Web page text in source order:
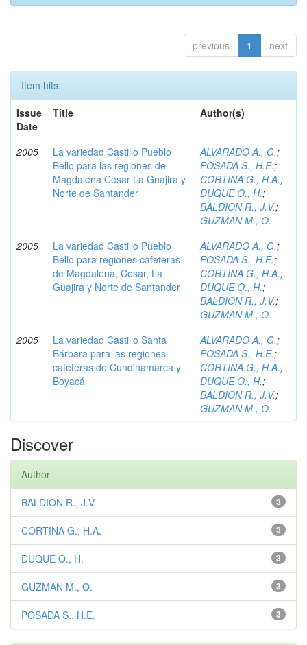
previous 1 next
Item hits:
Issue
Date
Title Author(s)
2005
La variedad Castillo Pueblo
Bello para las regiones de
Magdalena Cesar La Guajira y
Norte de Santander
ALVARADO A., G.;
POSADA S., H.E.;
CORTINA G., H.A.;
DUQUE O., H.;
BALDION R., J.V.;
GUZMAN M., O.
2005
La variedad Castillo Pueblo
Bello para regiones cafeteras
de Magdalena, Cesar, La
Guajira y Norte de Santander
ALVARADO A., G.;
POSADA S., H.E.;
CORTINA G., H.A.;
DUQUE O., H.;
BALDION R., J.V.;
GUZMAN M., O.
2005
La variedad Castillo Santa
Bárbara para las regiones
cafeteras de Cundinamarca y
Boyacá
ALVARADO A., G.;
POSADA S., H.E.;
CORTINA G., H.A.;
DUQUE O., H.;
BALDION R., J.V.;
GUZMAN M., O.
Discover
Author
3
BALDION R., J.V.
3
CORTINA G., H.A.
3
DUQUE O., H.
3
GUZMAN M., O.
3
POSADA S., H.E.